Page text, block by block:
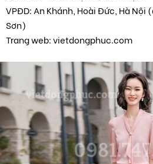
VPĐD: An Khánh, Hoài Đức, Hà Nội
Sơn)
Trang web: vietdongphuc.com